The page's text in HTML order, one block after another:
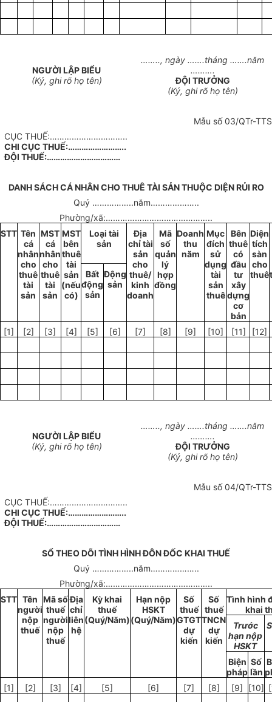
NGƯỜI LẬP BIỂU
(Ký, ghi rõ họ tên)
…….., ngày …….tháng …….năm
……….
ĐỘI TRƯỞNG
(Ký, ghi rõ họ tên)
Mẫu số 03/QTr-TTS
CỤC THUẾ:…………………………..
CHI CỤC THUẾ:……………………..
ĐỘI THUẾ:……………………………
DANH SÁCH CÁ NHÂN CHO THUÊ TÀI SẢN THUỘC DIỆN RỦI RO
Quý ……………..năm………………..
Phường/xã:……………………………………..
STT Tên
cá
nhân
cho
thuê
tài
sản
MST
cá
nhân
cho
thuê
tài
sản
MST
bên
thuê
tài
sản
(nếu
có)
Loại tài
sản
Địa
chỉ tài
sản
cho
thuê/
kinh
doanh
Mã
số
quản
lý
hợp
đồng
Doanh
thu
năm
Mục
đích
sử
dụng
tài
sản
thuê
Bên
thuê
có
đầu
tư
xây
dựng
cơ
bản
Diện
tích
sàn
cho
thuê
Bất
động
sản
Động
sản
[1] [2] [3] [4] [5] [6] [7] [8] [9] [10] [11] [12]
NGƯỜI LẬP BIỂU
(Ký, ghi rõ họ tên)
…….., ngày …….tháng …….năm
……….
ĐỘI TRƯỞNG
(Ký, ghi rõ họ tên)
Mẫu số 04/QTr-TTS
CỤC THUẾ:…………………………..
CHI CỤC THUẾ:……………………..
ĐỘI THUẾ:……………………………
SỔ THEO DÕI TÌNH HÌNH ĐÔN ĐỐC KHAI THUẾ
Quý ……………..năm………………..
Phường/xã:……………………………………..
STT Tên
người
nộp
thuế
Mã số
thuế
người
nộp
thuế
Địa
chỉ
liên
hệ
Kỳ khai
thuế
(Quý/Năm)
Hạn nộp
HSKT
(Quý/Năm)
Số
thuế
GTGT
dự
kiến
Số
thuế
TNCN
dự
kiến
Tình hình
khai
Trước
hạn nộp
HSKT
Biện
pháp
Số
lần
[1]
[2] [3] [4] [5] [6] [7] [8] [9] [10]